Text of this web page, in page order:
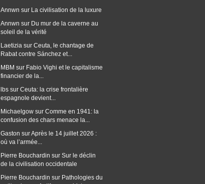
Annwn sur La civilisation de la luxure
Annwn sur Du mur de la caverne au
soleil de la vérité
Laetizia sur Ceuta, le chantage de
Rabat contre Sánchez et...
MBM sur Fabio Vighi et le capitalisme
financier de la...
lbs sur Ceuta: la crise frontalière
espagnole devient...
Michaelgow sur Comme en 1941: la
confusion des chars menace la...
Gaston surAprès le 14 juillet 2026 :
où va l’armée...
Pierre Bouchardin sur Sur le déclin
de la civilisation occidentale
Pierre Bouchardin sur Pathologies du